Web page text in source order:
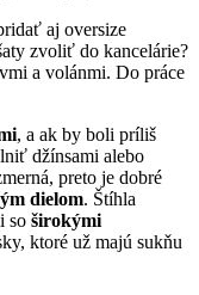
aj oversize
zvoliť do kancelárie?
a volánmi. Do práce
, a ak by boli príliš
džínsami alebo
preto je dobré
dielom. Štíhla
so širokými
ktoré už majú sukňu